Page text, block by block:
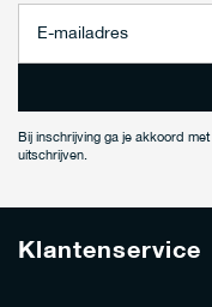
o
n
e
e
j
o
Bij inschrijving ga je akkoord met
uitschrijven.
Klantenservice